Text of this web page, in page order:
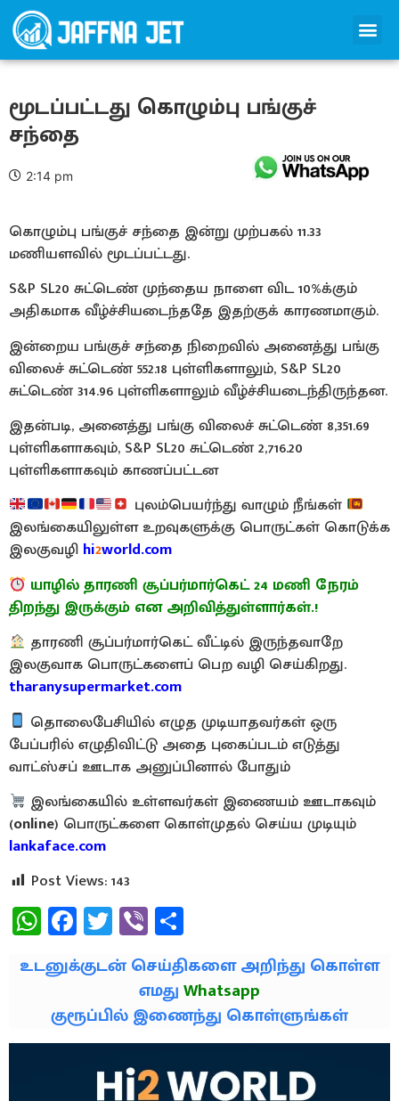
மூடப்பட்டது கொழும்பு பங்குச்
சந்தை
2:14 pm
கொழும்பு பங்குச் சந்தை இன்று முற்பகல் 11.33
மணியளவில் மூடப்பட்டது.
S&P SL20 சுட்டெண் முந்தைய நாளை விட 10%க்கும்
அதிகமாக வீழ்ச்சியடைந்ததே இதற்குக் காரணமாகும்.
இன்றைய பங்குச் சந்தை நிறைவில் அனைத்து பங்கு
விலைச் சுட்டெண் 552.18 புள்ளிகளாலும், S&P SL20
சுட்டெண் 314.96 புள்ளிகளாலும் வீழ்ச்சியடைந்திருந்தன.
இதன்படி, அனைத்து பங்கு விலைச் சுட்டெண் 8,351.69
புள்ளிகளாகவும், S&P SL20 சுட்டெண் 2,716.20
புள்ளிகளாகவும் காணப்பட்டன
புலம்பெயர்ந்து வாழும் நீங்கள்
இலங்கையிலுள்ள உறவுகளுக்கு பொருட்கள் கொடுக்க
இலகுவழி hi2world.com
யாழில் தாரணி சூப்பர்மார்கெட் 24 மணி நேரம்
திறந்து இருக்கும் என அறிவித்துள்ளார்கள்.!
தாரணி சூப்பர்மார்கெட் வீட்டில் இருந்தவாறே
இலகுவாக பொருட்களைப் பெற வழி செய்கிறது.
tharanysupermarket.com
தொலைபேசியில் எழுத முடியாதவர்கள் ஒரு
பேப்பரில் எழுதிவிட்டு அதை புகைப்படம் எடுத்து
வாட்ஸ்சப் ஊடாக அனுப்பினால் போதும்
இலங்கையில் உள்ளவர்கள் இணையம் ஊடாகவும்
(online) பொருட்களை கொள்முதல் செய்ய முடியும்
lankaface.com
Post Views:143
WhatsApp
Facebook
Twitter
Viber
உடனுக்குடன் செய்திகளை அறிந்து கொள்ள
எமதுWhatsapp
குரூப்பில் இணைந்து கொள்ளுங்கள்